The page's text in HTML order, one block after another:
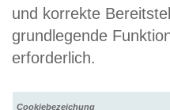
und korrekte
grundlegende
erforderlich.
Cookiebezeichung